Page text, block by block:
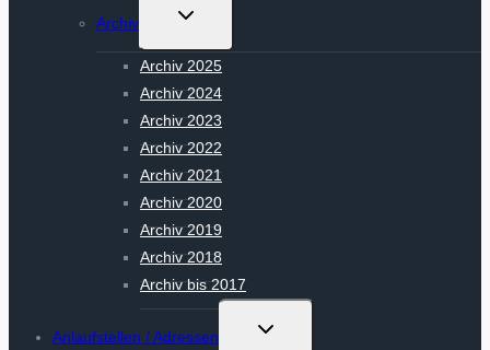
Archiv
Untermenü
Archiv 2025
Archiv 2024
Archiv 2023
Archiv 2022
Archiv 2021
Archiv 2020
Archiv 2019
Archiv 2018
Archiv bis 2017
Anlaufstellen / Adressen
Untermenü